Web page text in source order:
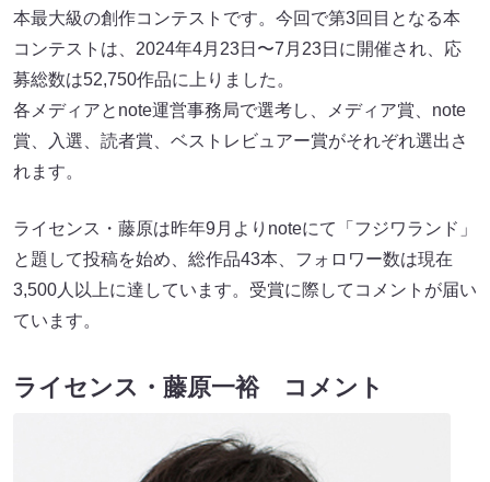
本最大級の創作コンテストです。今回で第3回目となる本
コンテストは、2024年4月23日〜7月23日に開催され、応
募総数は52,750作品に上りました。
各メディアとnote運営事務局で選考し、メディア賞、note
賞、入選、読者賞、ベストレビュアー賞がそれぞれ選出さ
れます。
ライセンス・藤原は昨年9月よりnoteにて「フジワランド」
と題して投稿を始め、総作品43本、フォロワー数は現在
3,500人以上に達しています。受賞に際してコメントが届い
ています。
ライセンス・藤原一裕 コメント